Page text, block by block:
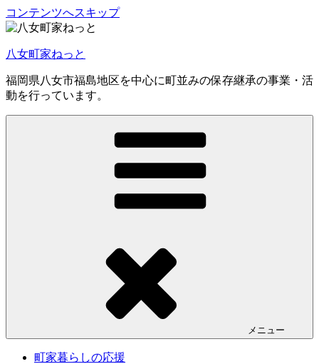
コンテンツへスキップ
八女町家ねっと
福岡県八女市福島地区を中心に町並みの保存継承の事業・活
動を行っています。
メニュー
町家暮らしの応援